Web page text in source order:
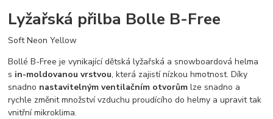
Lyžařská přilba Bolle B-Free
Soft Neon Yellow
Bollé B-Free je vynikající dětská lyžařská a snowboardová helma
s in-moldovanou vrstvou, která zajistí nízkou hmotnost. Díky
snadno nastavitelným ventilačním otvorům lze snadno a
rychle změnit množství vzduchu proudícího do helmy a upravit tak
vnitřní mikroklima.